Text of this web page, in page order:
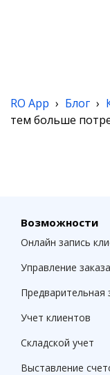
RO App › Блог ›
тем больше
Возможности
Онлайн запись
Управление
Предварительная
Учет клиентов
Складской учет
Выставление